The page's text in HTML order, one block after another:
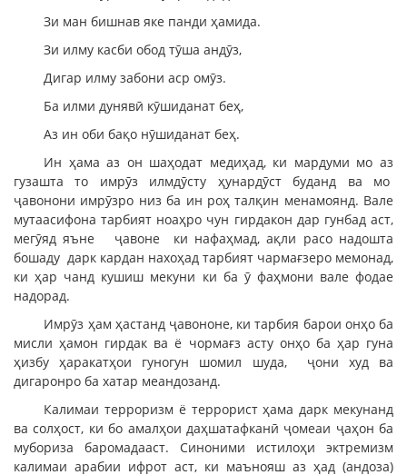
Зи ман бишнав яке панди ҳамида.
Зи илму касби обод тӯша андӯз,
Дигар илму забони аср омӯз.
Ба илми дунявӣ кӯшиданат беҳ,
Аз ин оби бақо нӯшиданат беҳ.
Ин ҳама аз он шаҳодат медиҳад, ки мардуми мо аз
гузашта то имрӯз илмдӯсту ҳунардӯст буданд ва мо
ҷавонони имрӯзро низ ба ин роҳ талқин менамоянд. Вале
мутаасифона тарбият ноаҳро чун гирдакон дар гунбад аст,
мегӯяд яъне ҷавоне ки нафаҳмад, ақли расо надошта
бошаду дарк кардан нахоҳад тарбият чармағзеро мемонад,
ки ҳар чанд кушиш мекуни ки ба ӯ фаҳмони вале фодае
надорад.
Имрӯз ҳам ҳастанд ҷавононе, ки тарбия барои онҳо ба
мисли ҳамон гирдак ва ё чормағз асту онҳо ба ҳар гуна
ҳизбу ҳаракатҳои гуногун шомил шуда, ҷони худ ва
дигаронро ба хатар меандозанд.
Калимаи терроризм ё террорист ҳама дарк мекунанд
ва солҳост, ки бо амалҳои даҳшатафканӣ ҷомеаи ҷаҳон ба
мубориза баромадааст. Синоними истилоҳи эктремизм
калимаи арабии ифрот аст, ки маънояш аз ҳад (андоза)